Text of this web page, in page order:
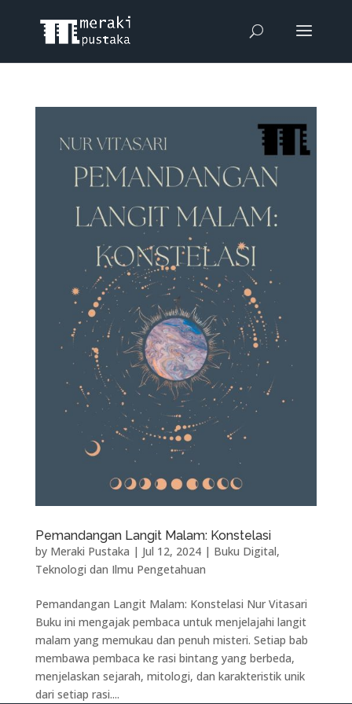
Pemandangan Langit Malam: Konstelasi
by Meraki Pustaka | Jul 12, 2024| Buku Digital,
Teknologi dan Ilmu Pengetahuan
Pemandangan Langit Malam: Konstelasi Nur Vitasari
Buku ini mengajak pembaca untuk menjelajahi langit
malam yang memukau dan penuh misteri. Setiap bab
membawa pembaca ke rasi bintang yang berbeda,
menjelaskan sejarah, mitologi, dan karakteristik unik
dari setiap rasi....